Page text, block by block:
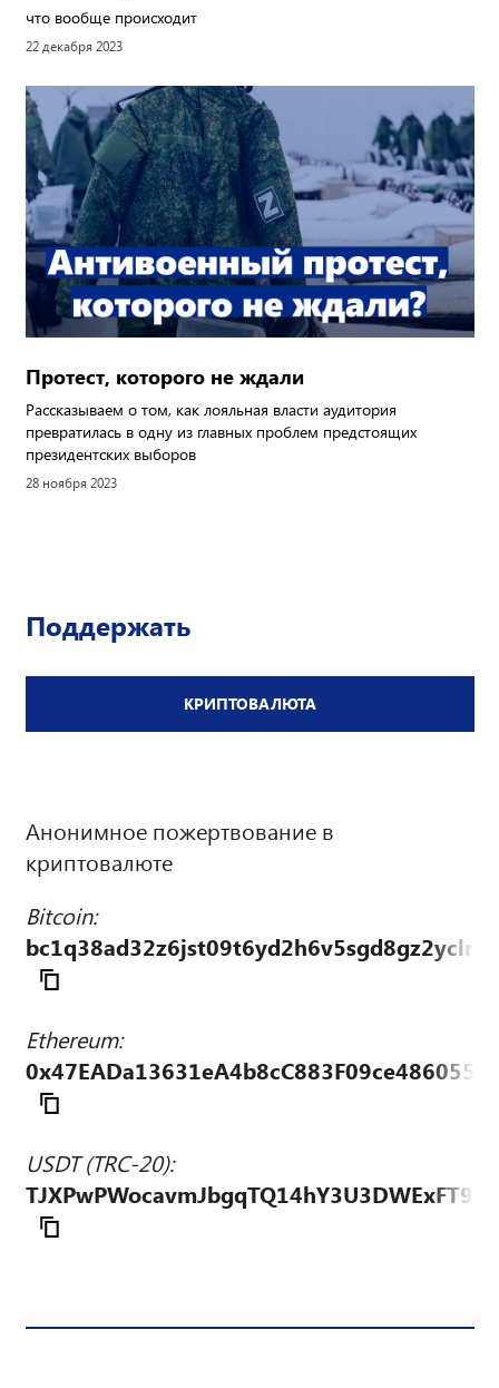
что вообще происходит
22 декабря 2023
Протест, которого не ждали
Рассказываем о том, как лояльная власти аудитория
превратилась в одну из главных проблем предстоящих
президентских выборов
28 ноября 2023
Поддержать
КРИПТОВАЛЮТА
Анонимное пожертвование в
криптовалюте
Bitcoin:
Ethereum:
USDT (TRC-20):
TJXPwPWocavmJbgqTQ14hY3U3DWExFT9Vz